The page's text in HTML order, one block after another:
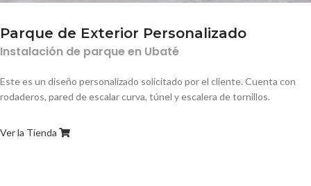
Parque de Exterior Personalizado
Instalación de parque en Ubaté
Este es un diseño personalizado solicitado por el cliente. Cuenta con
rodaderos, pared de escalar curva, túnel y escalera de tornillos.
Ver la Tienda